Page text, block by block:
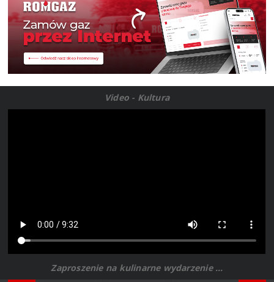
Video - Kultura
Zaproszenie na kulinarne wydarzenie ...